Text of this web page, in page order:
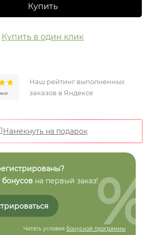
Купить
Купить в один клик
Наш рейтинг выполненных
заказов в Яндексе
Намекнуть на подарок
бонусов на первый заказ!
Читать условия бонусной программы
%